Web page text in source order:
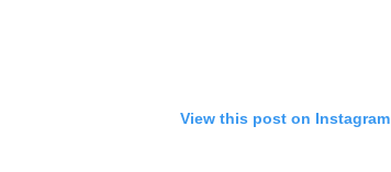
View this post on Instagram